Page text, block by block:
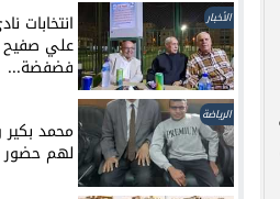
الأخبار انتخابات
علي
فضفضة...
الرياضة
محمد
لهم حضور